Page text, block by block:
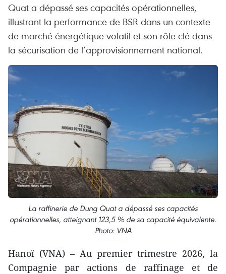
Quat a dépassé ses capacités opérationnelles,
illustrant la performance de BSR dans un contexte
de marché énergétique volatil et son rôle clé dans
la sécurisation de l’approvisionnement national.
La raffinerie de Dung Quat a dépassé ses capacités
opérationnelles, atteignant 123,5 % de sa capacité équivalente.
Photo: VNA
Hanoï (VNA) – Au premier trimestre 2026, la
Compagnie par actions de raffinage et de